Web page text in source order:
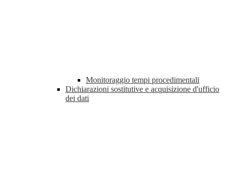
Monitoraggio tempi procedimentali
Dichiarazioni sostitutive e acquisizione d'ufficio
dei dati